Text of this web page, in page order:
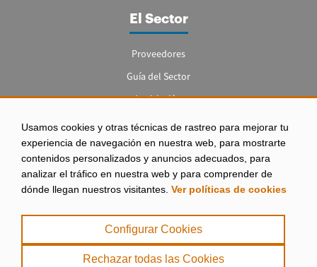
Usamos cookies y otras técnicas de rastreo para mejorar tu
experiencia de navegación en nuestra web, para mostrarte
contenidos personalizados y anuncios adecuados, para
analizar el tráfico en nuestra web y para comprender de
dónde llegan nuestros visitantes. Ver políticas de cookies
Configurar Cookies
Rechazar todas las Cookies
El Sector
Proveedores
Guía del Sector
Legislación
Empleo
Aviso legal
|
Política de Privacidad
|